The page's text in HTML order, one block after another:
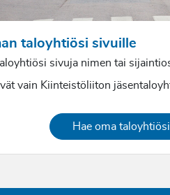
taloyhtiösi sivuille
sivuja nimen tai
vain Kiinteistöliiton
Hae oma taloyhtiösi